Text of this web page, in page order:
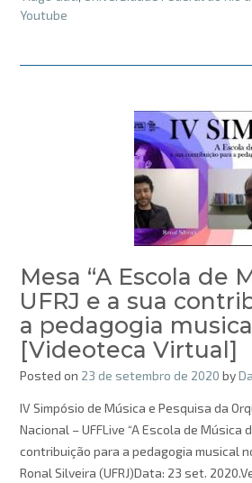
Youtube
Mesa “A Escola de
UFRJ e a sua
a pedagogia
[Videoteca Virtual]
Posted on 23 de setembro de 2020 by
IV Simpósio de Música e Pesquisa da
Nacional – UFFLive “A Escola de Música
contribuição para a pedagogia musical
Ronal Silveira (UFRJ)Data: 23 set.